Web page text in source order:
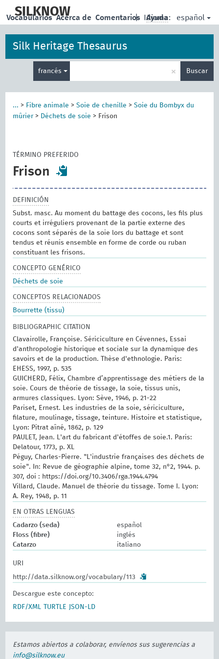
main
SILKNOW | Idioma: español
Vocabularios Acerca de Comentarios Ayuda
Silk Heritage Thesaurus
francés × Buscar
... > Fibre animale >Soie de chenille >Soie du Bombyx du
mûrier> Déchets de soie > Frison
TÉRMINO PREFERIDO
Frison
DEFINICIÓN
Subst. masc. Au moment du battage des cocons, les fils plus
courts et irréguliers provenant de la partie externe des
cocons sont séparés de la soie lors du battage et sont
tendus et réunis ensemble en forme de corde ou ruban
constituant les frisons.
CONCEPTO GENÉRICO
Déchets de soie
CONCEPTOS RELACIONADOS
Bourrette (tissu)
BIBLIOGRAPHIC CITATION
Clavairolle, Françoise. Sériciculture en Cévennes, Essai
d'anthropologie historique et sociale sur la dynamique des
savoirs et de la production. Thèse d'ethnologie. Paris:
EHESS, 1997, p. 535
GUICHERD, Félix, Chambre d’apprentissage des métiers de la
soie. Cours de théorie de tissage, la soie, tissus unis,
armures classiques. Lyon: Sève, 1946, p. 21-22
Pariset, Ernest. Les industries de la soie, sériciculture,
filature, moulinage, tissage, teinture. Histoire et statistique,
Lyon: Pitrat aîné, 1862, p. 129
PAULET, Jean. L'art du fabricant d'étoffes de soie.1. Paris:
Delatour, 1773, p. XL
Péguy, Charles-Pierre. "L'industrie françaises des déchets de
soie". In: Revue de géographie alpine, tome 32, n°2, 1944. p.
307, doi : https://doi.org/10.3406/rga.1944.4794
Villard, Claude. Manuel de théorie du tissage. Tome I. Lyon:
A. Rey, 1948, p. 11
EN OTRAS LENGUAS
Cadarzo (seda)
español
Floss (fibre)
inglés
Catarzo
italiano
URI
http://data.silknow.org/vocabulary/113
Descargue este concepto:
RDF/XML
TURTLE JSON-LD
Estamos abiertos a colaborar, envíenos sus sugerencias a
info@silknow.eu